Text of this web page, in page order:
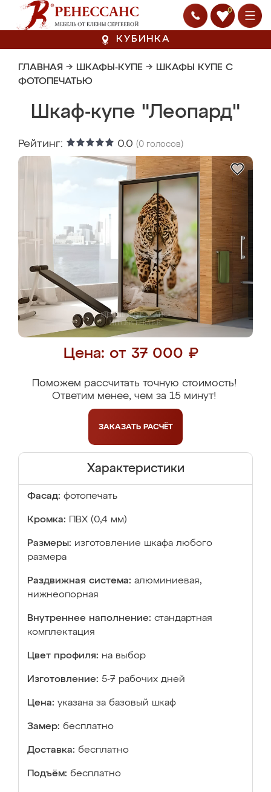
0
КУБИНКА
ГЛАВНАЯ → ШКАФЫ-КУПЕ → ШКАФЫ КУПЕ С
ФОТОПЕЧАТЬЮ
Шкаф-купе "Леопард"
Рейтинг: 0.0 (0 голосов)
Цена: от 37 000 ₽
Поможем рассчитать точную стоимость!
Ответим менее, чем за 15 минут!
ЗАКАЗАТЬ РАСЧЁТ
Характеристики
Фасад: фотопечать
Кромка: ПВХ (0,4 мм)
Размеры: изготовление шкафа любого
размера
Раздвижная система: алюминиевая,
нижнеопорная
Внутреннее наполнение: стандартная
комплектация
Цвет профиля: на выбор
Изготовление: 5-7 рабочих дней
Цена: указана за базовый шкаф
Замер: бесплатно
Доставка: бесплатно
Подъём: бесплатно